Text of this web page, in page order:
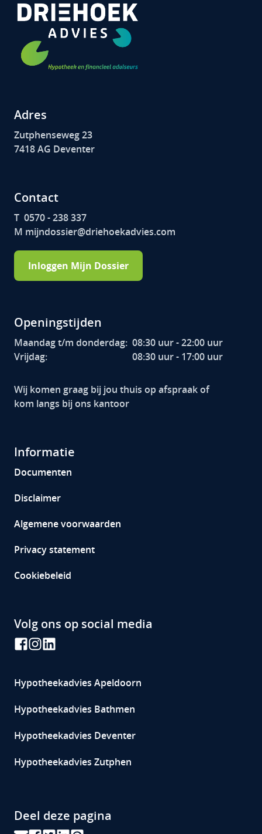
Adres
Zutphenseweg 23
7418 AG Deventer
Contact
T 0570 - 238 337
M mijndossier@driehoekadvies.com
Inloggen Mijn Dossier
Openingstijden
Maandag t/m donderdag: 08:30 uur - 22:00 uur
Vrijdag:
08:30 uur - 17:00 uur
Wij komen graag bij jou thuis op afspraak of
kom langs bij ons kantoor
Informatie
Documenten
Disclaimer
Algemene voorwaarden
Privacy statement
Cookiebeleid
Volg ons op social media
Hypotheekadvies Apeldoorn
Hypotheekadvies Bathmen
Hypotheekadvies Deventer
Hypotheekadvies Zutphen
Deel deze pagina